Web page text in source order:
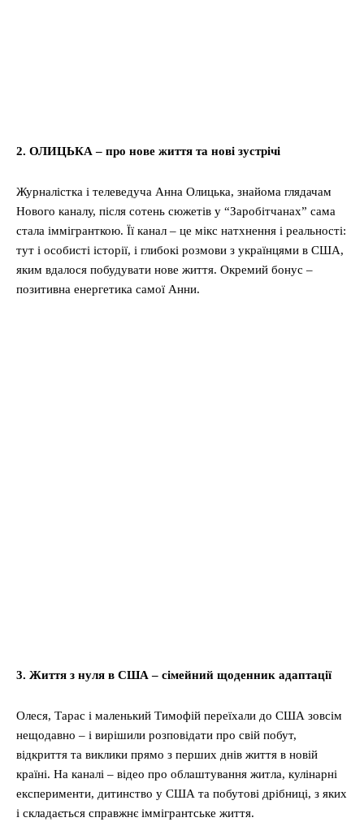
2. ОЛИЦЬКА – про нове життя та нові зустрічі
Журналістка і телеведуча Анна Олицька, знайома глядачам
Нового каналу, після сотень сюжетів у “Заробітчанах” сама
стала іммігранткою. Її канал – це мікс натхнення і реальності:
тут і особисті історії, і глибокі розмови з українцями в США,
яким вдалося побудувати нове життя. Окремий бонус –
позитивна енергетика самої Анни.
3. Життя з нуля в США – сімейний щоденник адаптації
Олеся, Тарас і маленький Тимофій переїхали до США зовсім
нещодавно – і вирішили розповідати про свій побут,
відкриття та виклики прямо з перших днів життя в новій
країні. На каналі – відео про облаштування житла, кулінарні
експерименти, дитинство у США та побутові дрібниці, з яких
і складається справжнє іммігрантське життя.